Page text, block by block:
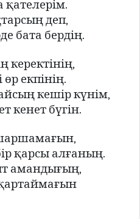
қателерім.
деп,
бата бердің.
керектінің,
екпінің.
кешір күнім,
кенет бүгін.
қарсы алғаның.
амандығың,